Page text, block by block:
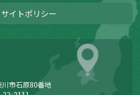
サイトポリシー
市石原80番地